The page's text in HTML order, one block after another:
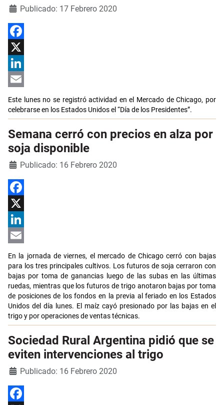
DetallesPublicado: 17 Febrero 2020
Facebook
X
LinkedIn
Email
Este lunes no se registró actividad en el Mercado de Chicago, por
celebrarse en los Estados Unidos el “Día de los Presidentes”.
Semana cerró con precios en alza por
soja disponible
DetallesPublicado: 16 Febrero 2020
Facebook
X
LinkedIn
Email
En la jornada de viernes, el mercado de Chicago cerró con bajas
para los tres principales cultivos. Los futuros de soja cerraron con
bajas por toma de ganancias luego de las subas en las últimas
ruedas, mientras que los futuros de trigo anotaron bajas por toma
de posiciones de los fondos en la previa al feriado en los Estados
Unidos del día lunes. El maíz cayó presionado por las bajas en el
trigo y por operaciones de ventas técnicas.
Sociedad Rural Argentina pidió que se
eviten intervenciones al trigo
DetallesPublicado: 16 Febrero 2020